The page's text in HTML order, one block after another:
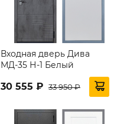
Входная дверь Дива
МД-35 Н-1 Белый
30 555 ₽ 33 950 ₽